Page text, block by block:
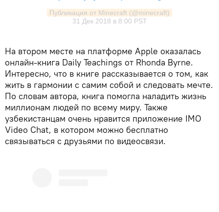
Публикация от Minecraft (@minecraft)
31 Дек 2018 в 8:00 PST
На втором месте на платформе Apple оказалась
онлайн-книга Daily Teachings от Rhonda Byrne.
Интересно, что в книге рассказывается о том, как
жить в гармонии с самим собой и следовать мечте.
По словам автора, книга помогла наладить жизнь
миллионам людей по всему миру. Также
узбекистанцам очень нравится приложение IMO
Video Chat, в котором можно бесплатно
связываться с друзьями по видеосвязи.